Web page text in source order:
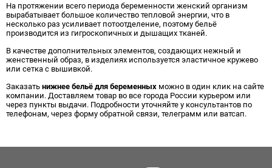
На протяжении всего периода беременности женский организм
вырабатывает большое количество тепловой энергии, что в
несколько раз усиливает потоотделение, поэтому бельё
производится из гигроскопичных и дышащих тканей.
В качестве дополнительных элементов, создающих нежный и
женственный образ, в изделиях используется эластичное кружево
или сетка с вышивкой.
Заказать нижнее бельё для беременных можно в один клик на сайте
компании. Доставляем товар во все города России курьером или
через пункты выдачи. Подробности уточняйте у консультантов по
телефонам, через форму обратной связи, телеграмм или ватсап.